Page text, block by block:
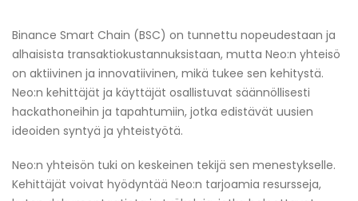
Binance Smart Chain (BSC) on tunnettu nopeudestaan ja
alhaisista transaktiokustannuksistaan, mutta Neo:n yhteisö
on aktiivinen ja innovatiivinen, mikä tukee sen kehitystä.
Neo:n kehittäjät ja käyttäjät osallistuvat säännöllisesti
hackathoneihin ja tapahtumiin, jotka edistävät uusien
ideoiden syntyä ja yhteistyötä.
Neo:n yhteisön tuki on keskeinen tekijä sen menestykselle.
Kehittäjät voivat hyödyntää Neo:n tarjoamia resursseja,